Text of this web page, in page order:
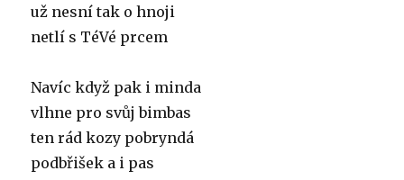
už nesní tak o hnoji
netlí s TéVé prcem
Navíc když pak i minda
vlhne pro svůj bimbas
ten rád kozy pobryndá
podbřišek a i pas